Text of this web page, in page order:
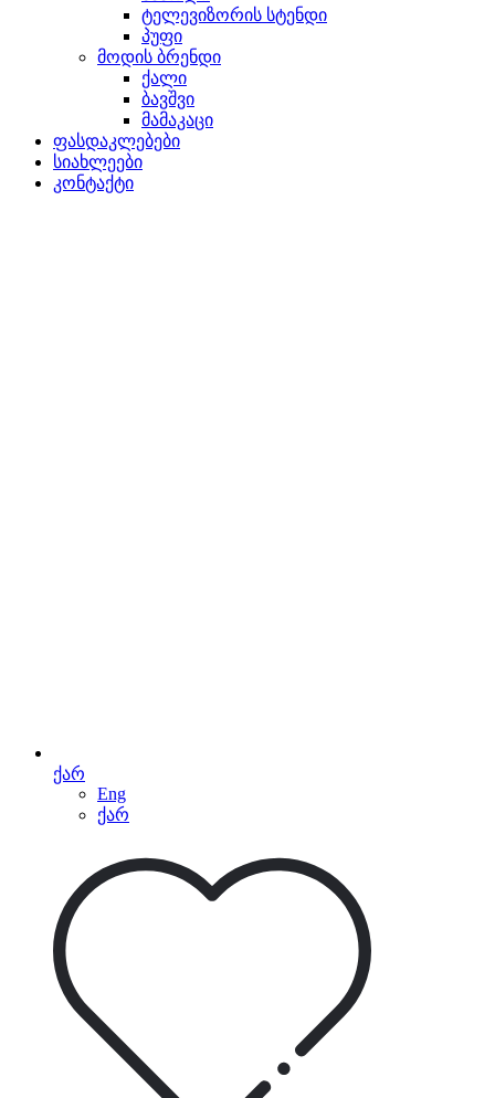
ტელევიზორის სტენდი
პუფი
მოდის ბრენდი
ქალი
ბავშვი
მამაკაცი
ფასდაკლებები
სიახლეები
კონტაქტი
ქარ
Eng
ქარ